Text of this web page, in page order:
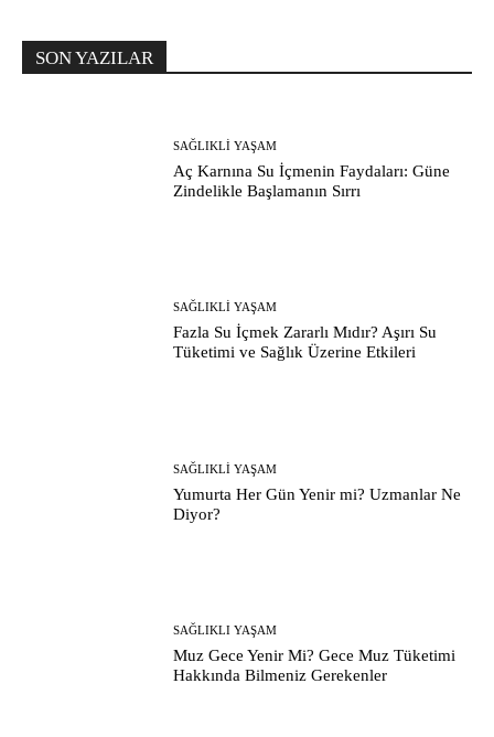
SON YAZILAR
SAĞLIKLI YAŞAM
Aç Karnına Su İçmenin Faydaları: Güne
Zindelikle Başlamanın Sırrı
SAĞLIKLI YAŞAM
Fazla Su İçmek Zararlı Mıdır? Aşırı Su
Tüketimi ve Sağlık Üzerine Etkileri
SAĞLIKLI YAŞAM
Yumurta Her Gün Yenir mi? Uzmanlar Ne
Diyor?
SAĞLIKLI YAŞAM
Muz Gece Yenir Mi? Gece Muz Tüketimi
Hakkında Bilmeniz Gerekenler